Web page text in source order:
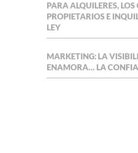
PARA ALQUILERES,
PROPIETARIOS E
LEY
MARKETING: LA
ENAMORA… LA